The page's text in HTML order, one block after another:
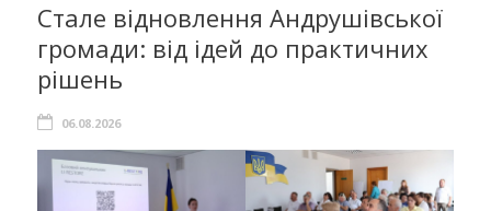
Стале відновлення Андрушівської
громади: від ідей до практичних
рішень
06.08.2026